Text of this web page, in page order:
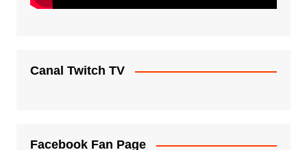
Canal Twitch TV
Facebook Fan Page